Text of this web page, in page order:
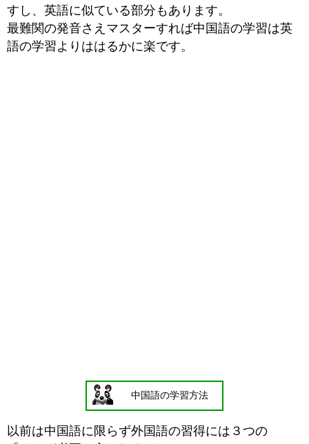
すし、英語に似ている部分もあります。
最難関の発音さえマスターすれば中国語の学習は英
語の学習よりははるかに楽です。
中国語の学習方法
以前は中国語に限らず外国語の習得には３つの